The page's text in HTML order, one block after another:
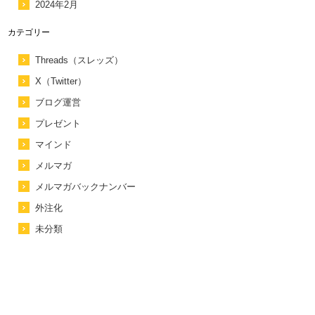
2024年2月
カテゴリー
Threads（スレッズ）
X（Twitter）
ブログ運営
プレゼント
マインド
メルマガ
メルマガバックナンバー
外注化
未分類